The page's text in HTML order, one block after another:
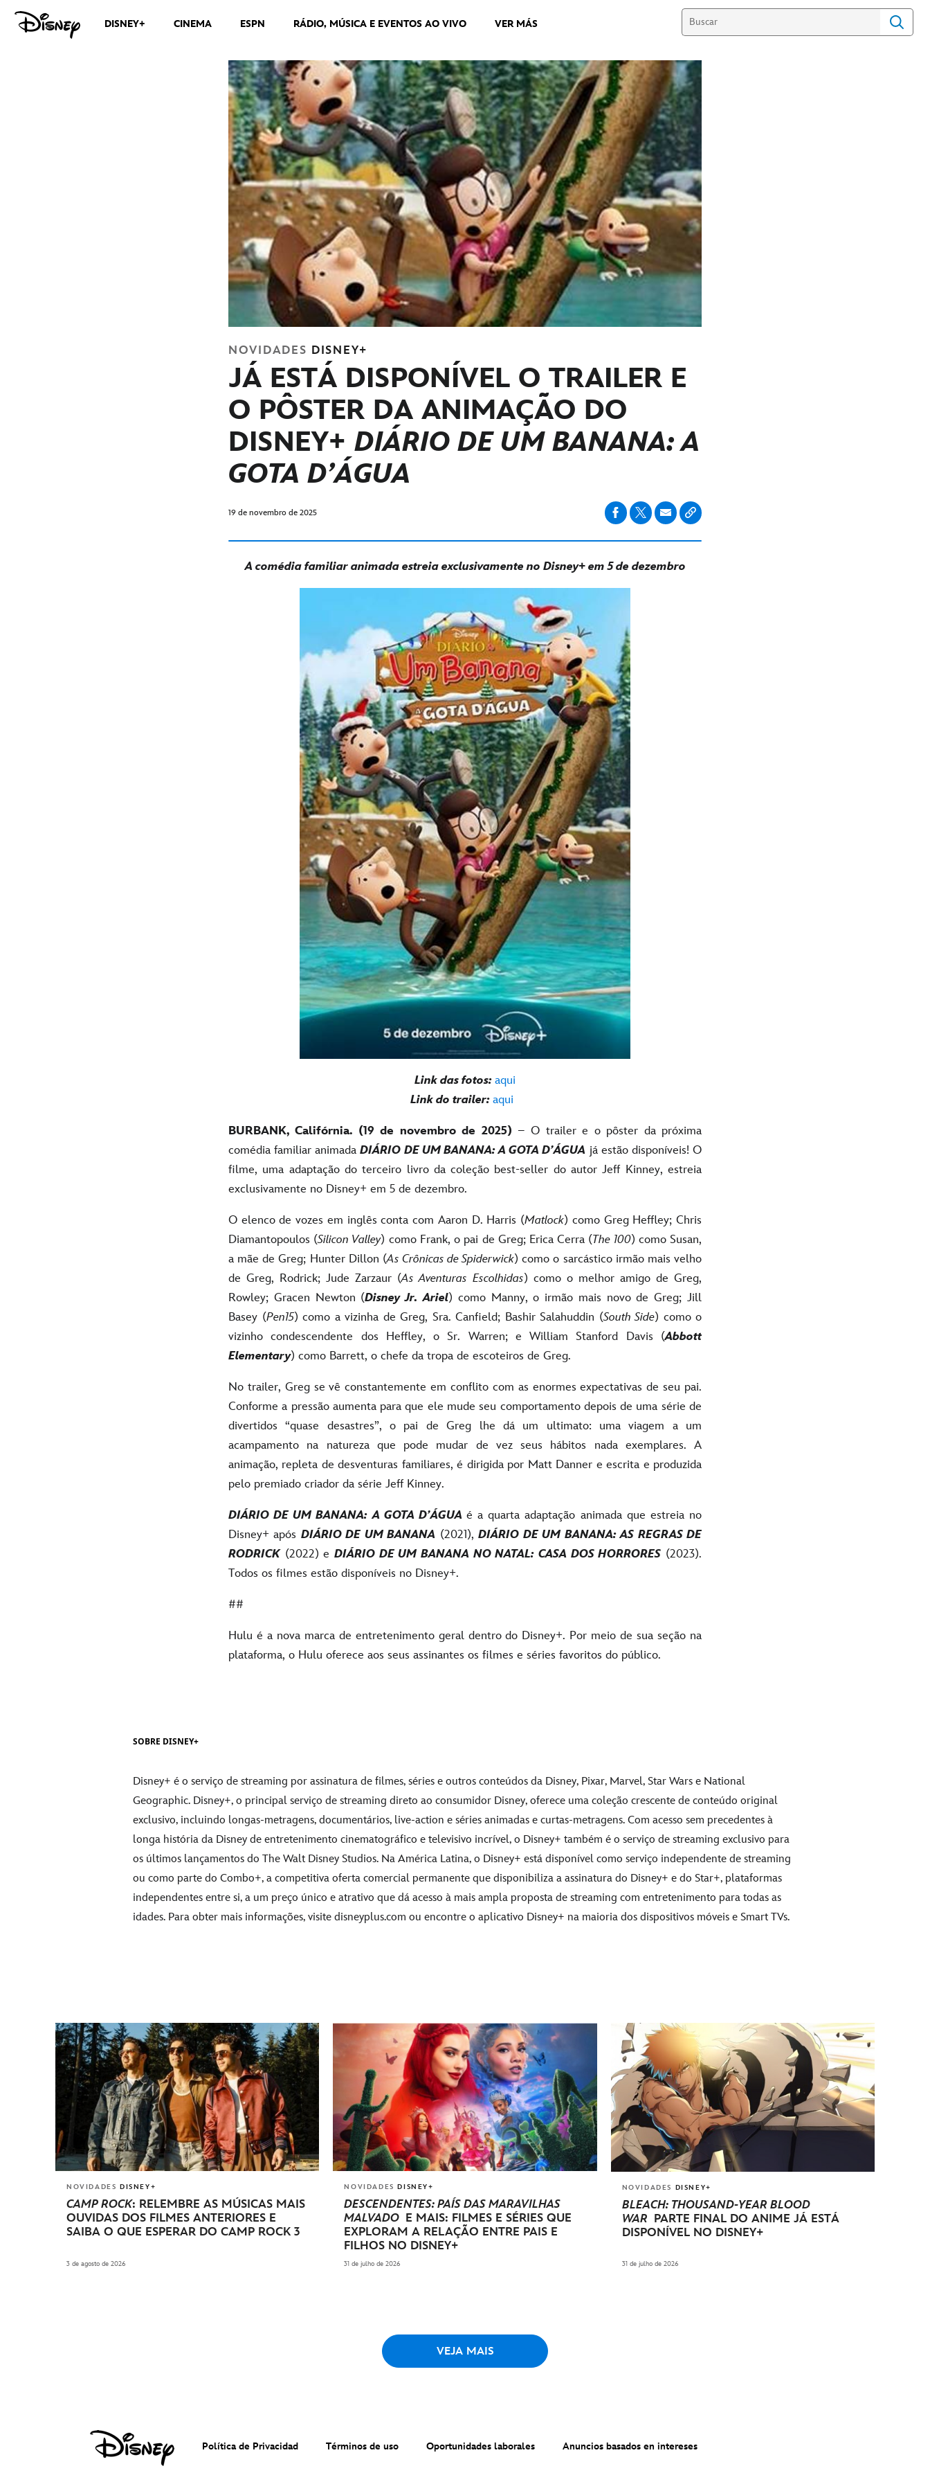
DISNEY+ CINEMA ESPN RÁDIO, MÚSICA E EVENTOS AO VIVO VER MÁS
NOVIDADES DISNEY+
JÁ ESTÁ DISPONÍVEL O TRAILER E
O PÔSTER DA ANIMAÇÃO DO
DISNEY+ DIÁRIO DE UM BANANA: A
GOTA D’ÁGUA
19 de novembro de 2025
A comédia familiar animada estreia exclusivamente no Disney+ em 5 de dezembro
Link das fotos: aqui
Link do trailer: aqui
BURBANK, Califórnia. (19 de novembro de 2025) – O trailer e o pôster da próxima
comédia familiar animadaDIÁRIO DE UM BANANA: A GOTA D’ÁGUA já estão disponíveis! O
filme, uma adaptação do terceiro livro da coleção best-seller do autor Jeff Kinney, estreia
exclusivamente no Disney+ em 5 de dezembro.
O elenco de vozes em inglês conta com Aaron D. Harris (Matlock) como Greg Heffley; Chris
Diamantopoulos (Silicon Valley) como Frank, o pai de Greg; Erica Cerra (The 100) como Susan,
a mãe de Greg; Hunter Dillon (As Crônicas de Spiderwick) como o sarcástico irmão mais velho
de Greg, Rodrick; Jude Zarzaur (As Aventuras Escolhidas) como o melhor amigo de Greg,
Rowley; Gracen Newton (Disney Jr. Ariel) como Manny, o irmão mais novo de Greg; Jill
Basey (Pen15) como a vizinha de Greg, Sra. Canfield; Bashir Salahuddin (South Side) como o
vizinho condescendente dos Heffley, o Sr. Warren; e William Stanford Davis (Abbott
Elementary) como Barrett, o chefe da tropa de escoteiros de Greg.
No trailer, Greg se vê constantemente em conflito com as enormes expectativas de seu pai.
Conforme a pressão aumenta para que ele mude seu comportamento depois de uma série de
divertidos “quase desastres”, o pai de Greg lhe dá um ultimato: uma viagem a um
acampamento na natureza que pode mudar de vez seus hábitos nada exemplares. A
animação, repleta de desventuras familiares, é dirigida por Matt Danner e escrita e produzida
pelo premiado criador da série Jeff Kinney.
DIÁRIO DE UM BANANA: A GOTA D’ÁGUA é a quarta adaptação animada que estreia no
Disney+ após DIÁRIO DE UM BANANA (2021),DIÁRIO DE UM BANANA: AS REGRAS DE
RODRICK(2022) e DIÁRIO DE UM BANANA NO NATAL: CASA DOS HORRORES (2023).
Todos os filmes estão disponíveis no Disney+.
##
Hulu é a nova marca de entretenimento geral dentro do Disney+. Por meio de sua seção na
plataforma, o Hulu oferece aos seus assinantes os filmes e séries favoritos do público.
SOBRE DISNEY+
Disney+ é o serviço de streaming por assinatura de filmes, séries e outros conteúdos da Disney, Pixar, Marvel, Star Wars e National
Geographic. Disney+, o principal serviço de streaming direto ao consumidor Disney, oferece uma coleção crescente de conteúdo original
exclusivo, incluindo longas-metragens, documentários, live-action e séries animadas e curtas-metragens. Com acesso sem precedentes à
longa história da Disney de entretenimento cinematográfico e televisivo incrível, o Disney+ também é o serviço de streaming exclusivo para
os últimos lançamentos do The Walt Disney Studios. Na América Latina, o Disney+ está disponível como serviço independente de streaming
ou como parte do Combo+, a competitiva oferta comercial permanente que disponibiliza a assinatura do Disney+ e do Star+, plataformas
independentes entre si, a um preço único e atrativo que dá acesso à mais ampla proposta de streaming com entretenimento para todas as
idades. Para obter mais informações, visite disneyplus.com ou encontre o aplicativo Disney+ na maioria dos dispositivos móveis e Smart TVs.
NOVIDADES DISNEY+
CAMP ROCK: RELEMBRE AS MÚSICAS MAIS
OUVIDAS DOS FILMES ANTERIORES E
SAIBA O QUE ESPERAR DO CAMP ROCK 3
3 de agosto de 2026
NOVIDADES DISNEY+
DESCENDENTES: PAÍS DAS MARAVILHAS
MALVADO E MAIS: FILMES E SÉRIES QUE
EXPLORAM A RELAÇÃO ENTRE PAIS E
FILHOS NO DISNEY+
31 de julho de 2026
NOVIDADES DISNEY+
BLEACH: THOUSAND-YEAR BLOOD
WAR PARTE FINAL DO ANIME JÁ ESTÁ
DISPONÍVEL NO DISNEY+
31 de julho de 2026
VEJA MAIS
Política de Privacidad Términos de uso Oportunidades laborales Anuncios basados en intereses